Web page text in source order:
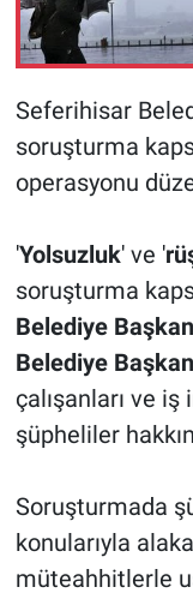
Seferihisar
soruşturma
operasyonu
'Yolsuzluk' ve '
soruşturma
Belediye
Belediye
çalışanları ve iş
şüpheliler
Soruşturmada
konularıyla
müteahhitlerle